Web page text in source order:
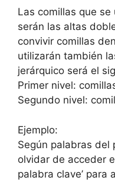
Las comillas que
serán las altas
convivir comillas
utilizarán también
jerárquico será el
Primer nivel:
Segundo nivel:
Ejemplo:
Según palabras del
olvidar de acceder
palabra clave’ para